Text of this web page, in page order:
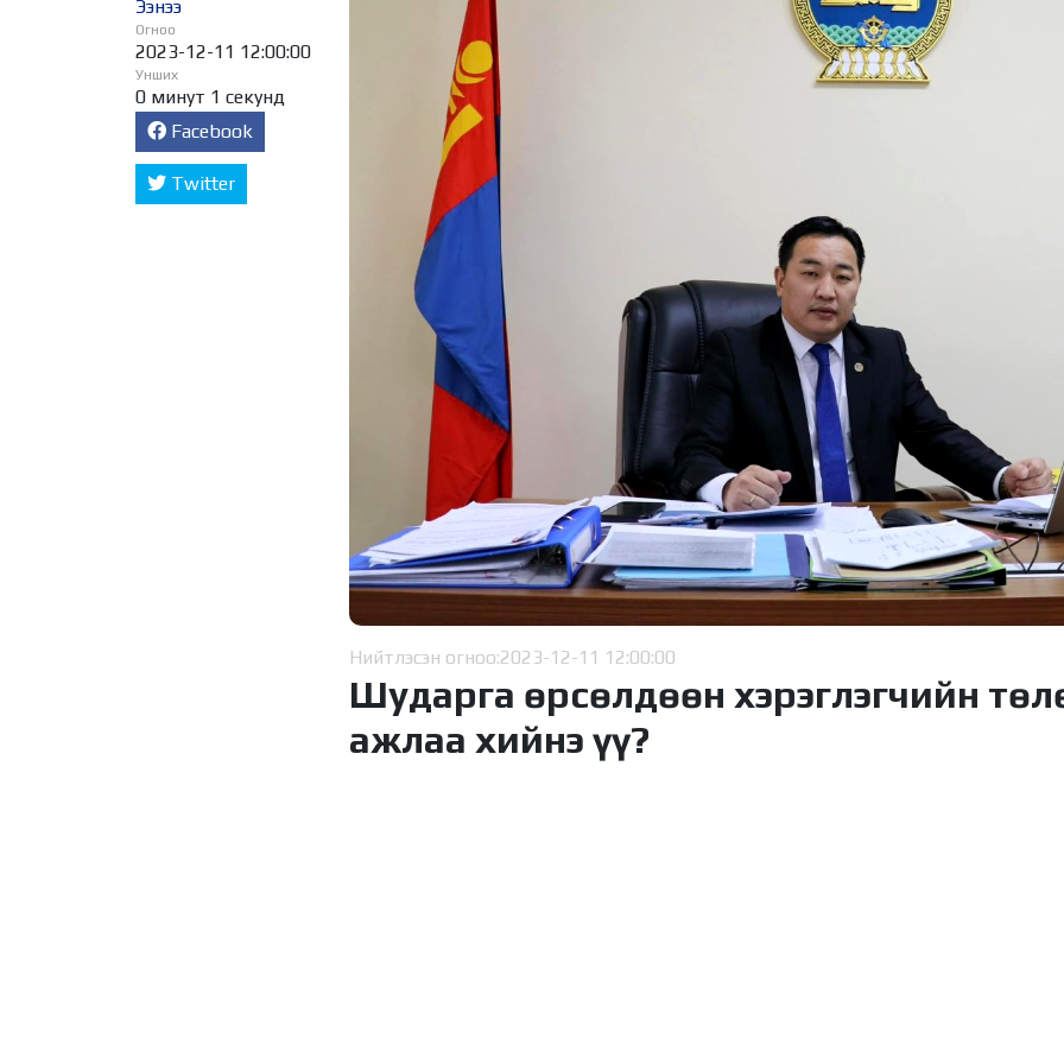
Ээнээ
Огноо
2023-12-11 12:00:00
Унших
0 минут 1 секунд
Facebook
Twitter
Нийтлэсэн огноо:2023-12-11 12:00:00
Шударга өрсөлдөөн хэрэглэгчийн
ажлаа хийнэ үү?